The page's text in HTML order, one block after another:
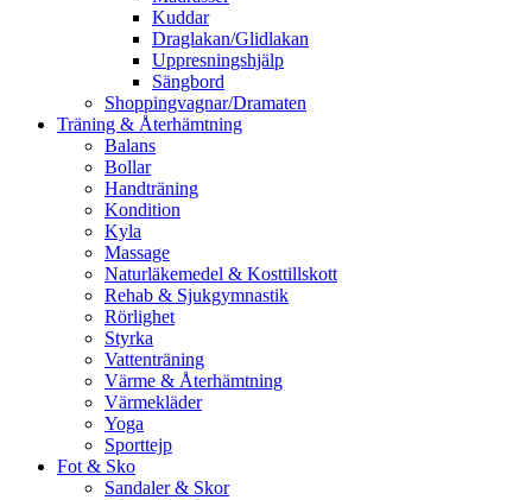
Kuddar
Draglakan/Glidlakan
Uppresningshjälp
Sängbord
Shoppingvagnar/Dramaten
Träning & Återhämtning
Balans
Bollar
Handträning
Kondition
Kyla
Massage
Naturläkemedel & Kosttillskott
Rehab & Sjukgymnastik
Rörlighet
Styrka
Vattenträning
Värme & Återhämtning
Värmekläder
Yoga
Sporttejp
Fot & Sko
Sandaler & Skor